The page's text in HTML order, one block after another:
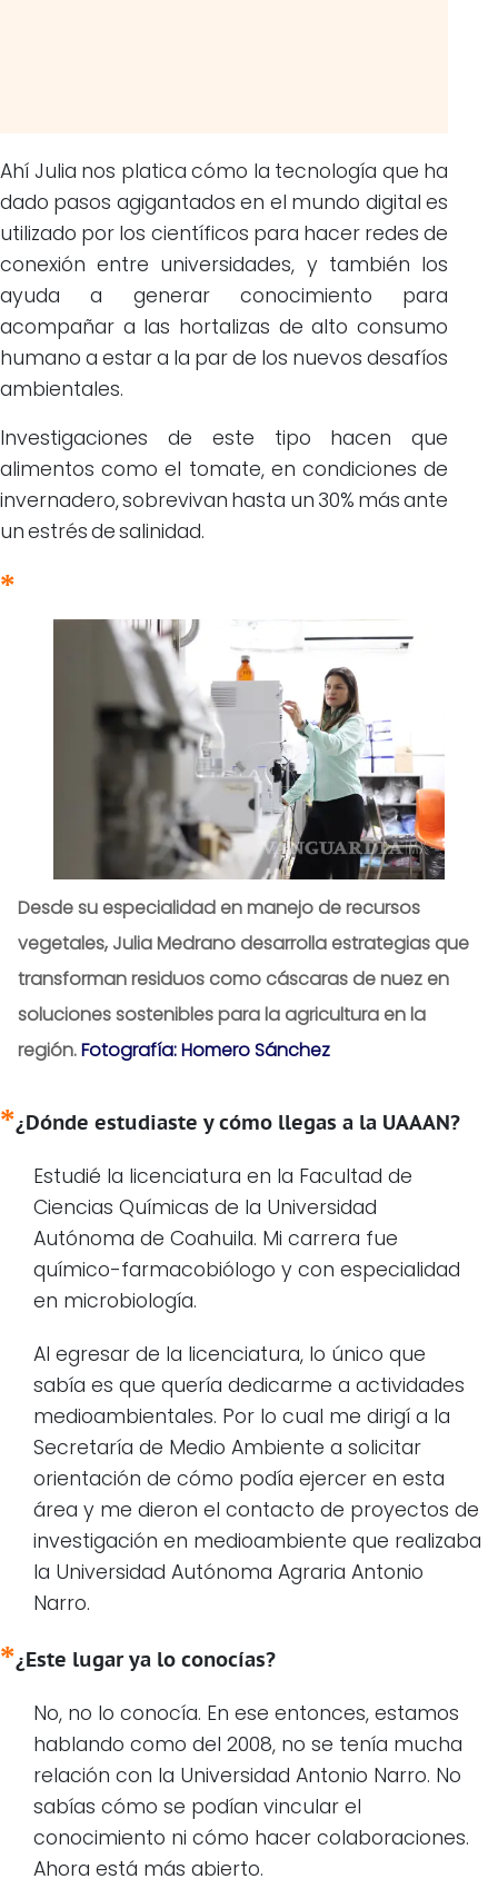
Ahí Julia nos platica cómo la tecnología que ha
dado pasos agigantados en el mundo digital es
utilizado por los científicos para hacer redes de
conexión entre universidades, y también los
ayuda a generar conocimiento para
acompañar a las hortalizas de alto consumo
humano a estar a la par de los nuevos desafíos
ambientales.
Investigaciones de este tipo hacen que
alimentos como el tomate, en condiciones de
invernadero, sobrevivan hasta un 30% más ante
un estrés de salinidad.
Desde su especialidad en manejo de recursos
vegetales, Julia Medrano desarrolla estrategias que
transforman residuos como cáscaras de nuez en
soluciones sostenibles para la agricultura en la
región.Fotografía: Homero Sánchez
¿Dónde estudiaste y cómo llegas a la UAAAN?
Estudié la licenciatura en la Facultad de
Ciencias Químicas de la Universidad
Autónoma de Coahuila. Mi carrera fue
químico-farmacobiólogo y con especialidad
en microbiología.
Al egresar de la licenciatura, lo único que
sabía es que quería dedicarme a actividades
medioambientales. Por lo cual me dirigí a la
Secretaría de Medio Ambiente a solicitar
orientación de cómo podía ejercer en esta
área y me dieron el contacto de proyectos de
investigación en medioambiente que realizaba
la Universidad Autónoma Agraria Antonio
Narro.
¿Este lugar ya lo conocías?
No, no lo conocía. En ese entonces, estamos
hablando como del 2008, no se tenía mucha
relación con la Universidad Antonio Narro. No
sabías cómo se podían vincular el
conocimiento ni cómo hacer colaboraciones.
Ahora está más abierto.